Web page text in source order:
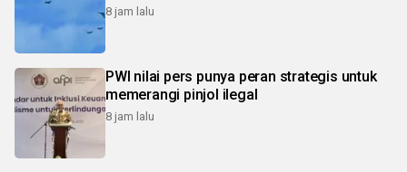
8 jam lalu
PWI nilai pers punya peran strategis untuk
memerangi pinjol ilegal
8 jam lalu